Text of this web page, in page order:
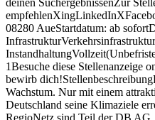
08280 AueStartdatum: ab
1Besuche diese Stellenanzeige
bewirb
Wachstum. Nur mit einem
Deutschland seine Klimaziele
RegioNetz sind Teil der DB